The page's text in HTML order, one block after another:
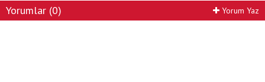
Yorumlar (0) Yorum Yaz